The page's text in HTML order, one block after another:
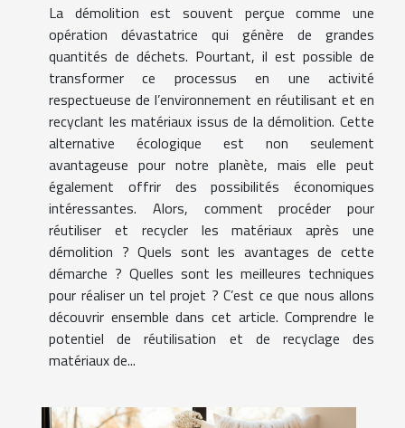
La démolition est souvent perçue comme une
opération dévastatrice qui génère de grandes
quantités de déchets. Pourtant, il est possible de
transformer ce processus en une activité
respectueuse de l’environnement en réutilisant et en
recyclant les matériaux issus de la démolition. Cette
alternative écologique est non seulement
avantageuse pour notre planète, mais elle peut
également offrir des possibilités économiques
intéressantes. Alors, comment procéder pour
réutiliser et recycler les matériaux après une
démolition ? Quels sont les avantages de cette
démarche ? Quelles sont les meilleures techniques
pour réaliser un tel projet ? C’est ce que nous allons
découvrir ensemble dans cet article. Comprendre le
potentiel de réutilisation et de recyclage des
matériaux de...